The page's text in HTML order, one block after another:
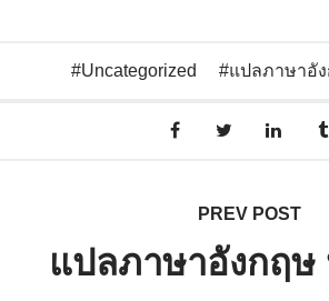
Uncategorized แปลภาษาอั
PREV POST
แปลภาษาอังกฤษ